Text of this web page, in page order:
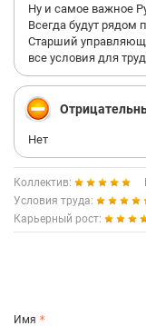
Ну и самое важное
Всегда будут рядом
Старший
все условия для
Нет
Коллектив:
Условия труда:
Карьерный рост:
Имя